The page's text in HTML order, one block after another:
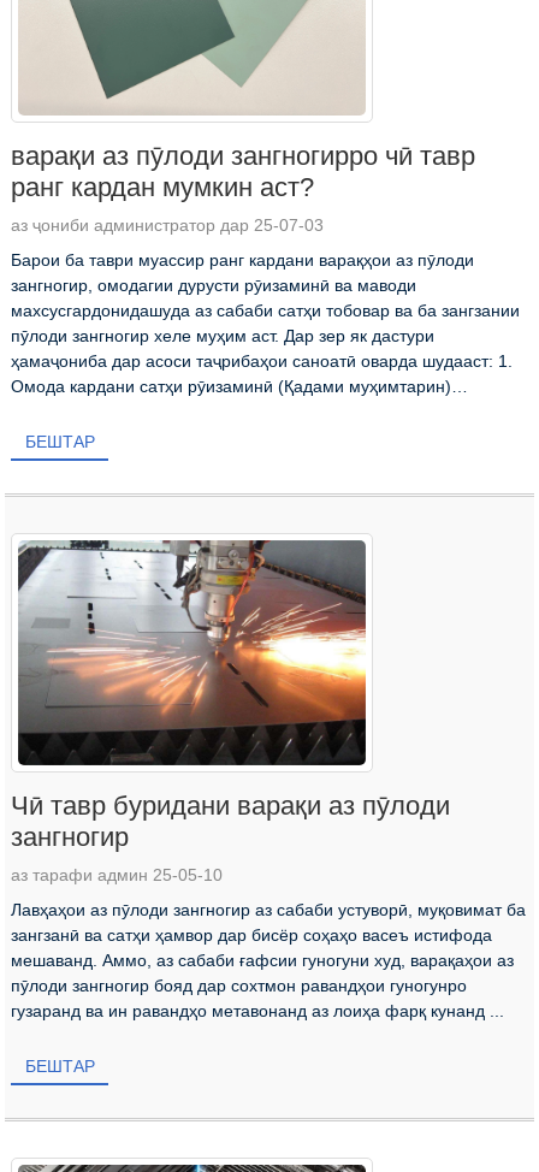
варақи аз пӯлоди зангногирро чӣ тавр
ранг кардан мумкин аст?
аз ҷониби администратор дар 25-07-03
Барои ба таври муассир ранг кардани варақҳои аз пӯлоди
зангногир, омодагии дурусти рӯизаминӣ ва маводи
махсусгардонидашуда аз сабаби сатҳи тобовар ва ба зангзании
пӯлоди зангногир хеле муҳим аст. Дар зер як дастури
ҳамаҷониба дар асоси таҷрибаҳои саноатӣ оварда шудааст: 1.
Омода кардани сатҳи рӯизаминӣ (Қадами муҳимтарин)
БЕШТАР
Чӣ тавр буридани варақи аз пӯлоди
зангногир
аз тарафи админ 25-05-10
Лавҳаҳои аз пӯлоди зангногир аз сабаби устуворӣ, муқовимат ба
зангзанӣ ва сатҳи ҳамвор дар бисёр соҳаҳо васеъ истифода
мешаванд. Аммо, аз сабаби ғафсии гуногуни худ, варақаҳои аз
пӯлоди зангногир бояд дар сохтмон равандҳои гуногунро
гузаранд ва ин равандҳо метавонанд аз лоиҳа фарқ кунанд ...
БЕШТАР